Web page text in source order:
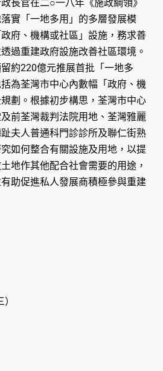
長官在二○一八年《施政綱領》
實「一地多用」的多層發展模
府、機構或社區」設施，務求善
過重建政府設施改善社區環境。
約220億元推展首批「一地多
為荃灣市中心內數幅「政府、機
劃。根據初步構思，荃灣市中心
前荃灣裁判法院用地、荃灣雅麗
夫人普通科門診診所及聯仁街熟
如何整合有關設施及用地，以提
地作其他配合社會需要的用途，
助促進私人發展商積極參與重建